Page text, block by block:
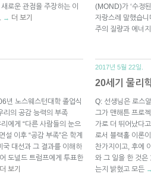
로운 관점을 주장하는 이
→ 더 보기
(MOND)가 ‘수정
자랑스레 말했습
주의 질량과 에너
년 노스웨스턴대학 졸업식
리의 공감 능력의 부족
에게 “다른 사람들의 눈으
이후 “공감 부족”은 학계
대선과 그 결과를 이해하
도널드 트럼프에게 투표한
더 보기
2017년 5월 22일.
20세기 물리
Q: 선생님은 로스
그가 맨해튼 프로
가로 더 뛰어났다
로서 블랙홀 이론
찬가지이고, 후에
와 그 일을 한 것은
는지 밝혔고 모든 →